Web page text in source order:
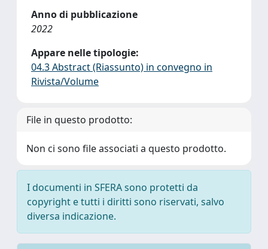
Anno di pubblicazione
2022
Appare nelle tipologie:
04.3 Abstract (Riassunto) in convegno in
Rivista/Volume
File in questo prodotto:
Non ci sono file associati a questo prodotto.
I documenti in SFERA sono protetti da
copyright e tutti i diritti sono riservati, salvo
diversa indicazione.